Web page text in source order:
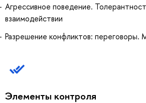
Агрессивное поведение.
взаимодействии
Разрешение конфликтов: переговоры.
Элементы контроля